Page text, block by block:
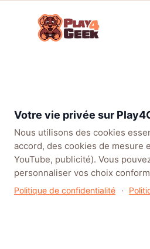
Accès Anticipé le 11 juin
Votre vie privée sur
Nous utilisons des cookies
accord, des cookies de mesure
YouTube, publicité). Vous
personnaliser vos choix
Politique de confidentialité ·